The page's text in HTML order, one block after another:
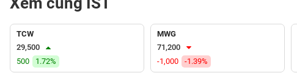
TCW
29,500
500
1.72%
MWG
71,200
-1,000
-1.39%
(-)
VS-
SECTOR